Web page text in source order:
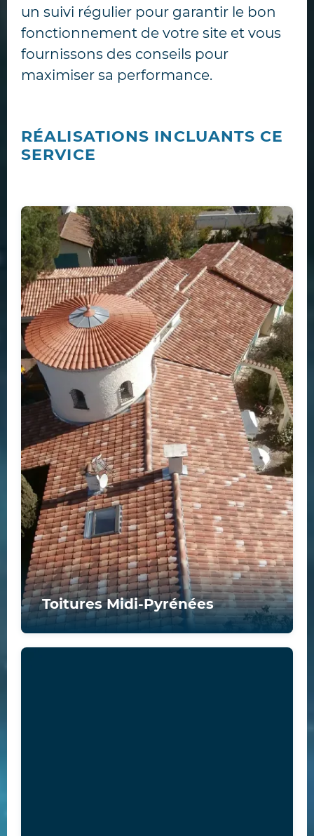
un suivi régulier pour garantir le bon
fonctionnement de votre site et vous
fournissons des conseils pour
maximiser sa performance.
RÉALISATIONS INCLUANTS CE
SERVICE
Toitures Midi-Pyrénées